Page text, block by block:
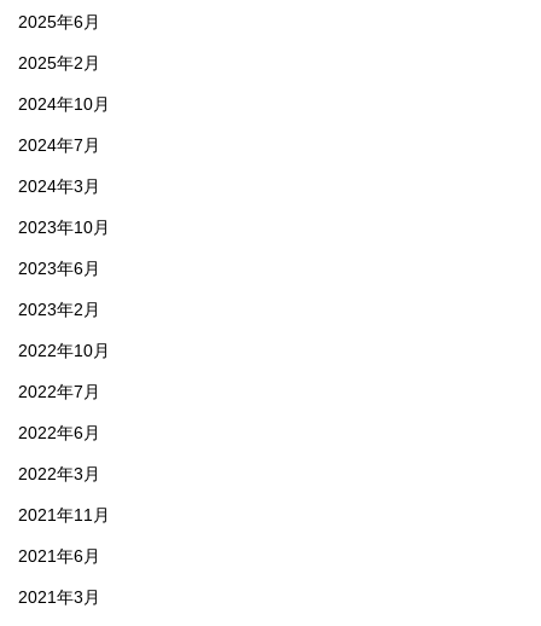
2025年6月
2025年2月
2024年10月
2024年7月
2024年3月
2023年10月
2023年6月
2023年2月
2022年10月
2022年7月
2022年6月
2022年3月
2021年11月
2021年6月
2021年3月